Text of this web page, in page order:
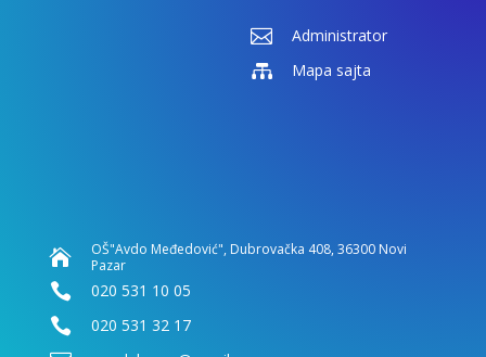
 Administrator
 Mapa sajta

OŠ"Avdo Međedović", Dubrovačka 408, 36300 Novi
Pazar
 020 531 10 05
 020 531 32 17